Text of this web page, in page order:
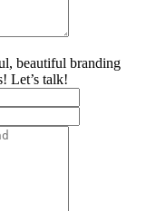
beautiful branding
Let’s talk!